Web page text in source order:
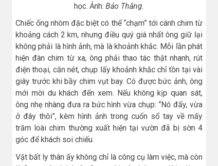
học. Ảnh: Bảo Thắng.
Chiếc ống nhòm đặc biệt có thể “chạm” tới cánh chim từ
khoảng cách 2 km, nhưng điều quý giá nhất ông giữ lại
không phải là hình ảnh, mà là khoảnh khắc. Mỗi lần phát
hiện đàn chim từ xa, ông phải thao tác thật nhanh, rút
điện thoại, căn nét, chụp lấy khoảnh khắc chỉ tồn tại vài
giây trước khi bầy chim vụt bay. Có được bức ảnh, ông
mới mời du khách đến xem. Nếu không kịp quan sát,
ông nhẹ nhàng đưa ra bức hình vừa chụp: “Nó đấy, vừa
ở đây thôi”, kèm hình ảnh trong cuốn sổ tay về mấy
trăm loài chim thường xuất hiện tại vườn đã bị sờn 4
góc để khách soi chiếu.
Vật bất ly thân ấy không chỉ là công cụ làm việc, mà còn